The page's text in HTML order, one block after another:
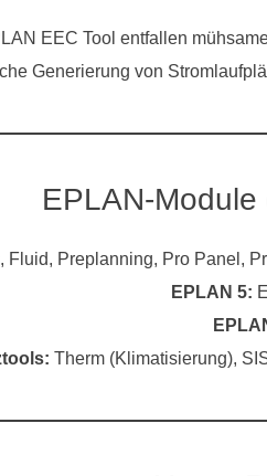
EEC Tool entfallen
Generierung von
EPLAN-
Fluid, Preplanning, Pro Panel,
EPLAN 5:
Therm (Klimatisierung),